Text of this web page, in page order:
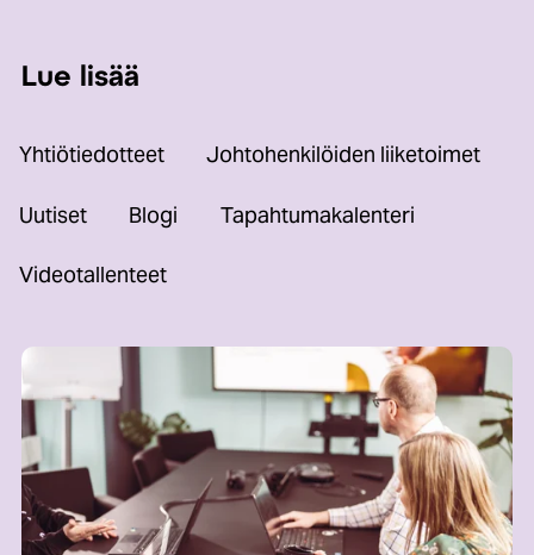
Lue lisää
Yhtiötiedotteet Johtohenkilöiden liiketoimet
Uutiset Blogi Tapahtumakalenteri
Videotallenteet